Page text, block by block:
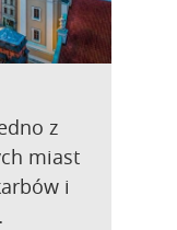
z
miast
i